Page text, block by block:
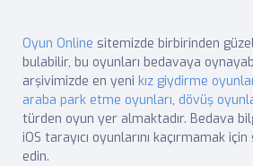
Oyun Online sitemizde birbirinden
bulabilir, bu oyunları bedavaya
arşivimizde en yeni kız giydirme
araba park etme oyunları, dövüş
türden oyun yer almaktadır. Bedava
iOS tarayıcı oyunlarını kaçırmamak
edin.